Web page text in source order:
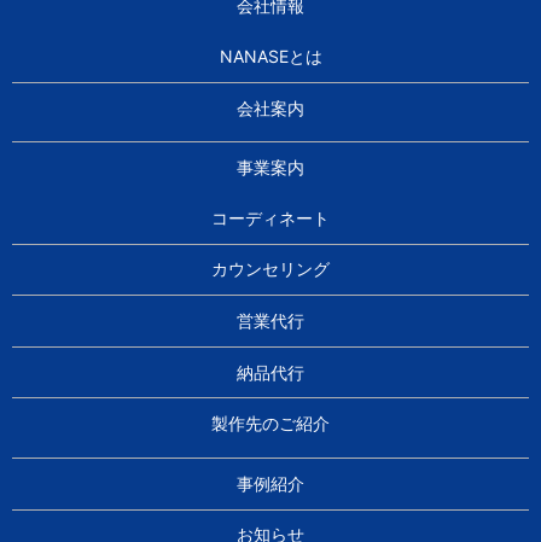
会社情報
NANASEとは
会社案内
事業案内
コーディネート
カウンセリング
営業代行
納品代行
製作先のご紹介
事例紹介
お知らせ